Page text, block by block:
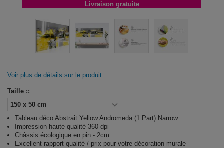
Livraison gratuite
Voir plus de détails sur le produit
Taille ::
Tableau déco Abstrait Yellow Andromeda (1 Part) Narrow
Impression haute qualité 360 dpi
Châssis écologique en pin - 2cm
Excellent rapport qualité / prix pour votre décoration murale